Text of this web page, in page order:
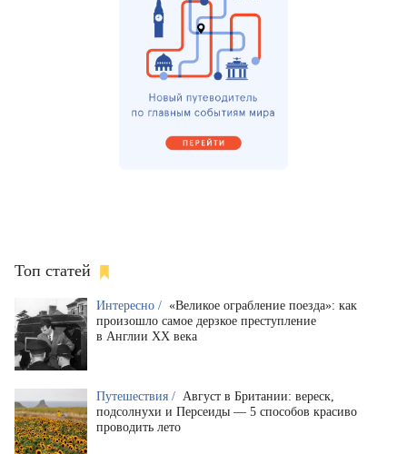
Топ статей
Интересно / «Великое ограбление поезда»: как
произошло самое дерзкое преступление
в Англии XX века
Путешествия / Август в Британии: вереск,
подсолнухи и Персеиды — 5 способов красиво
проводить лето